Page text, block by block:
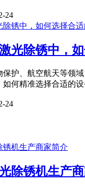
24
光除锈中，
保护、航空航天等领
如何精准选择合适的设
24
除锈机生产